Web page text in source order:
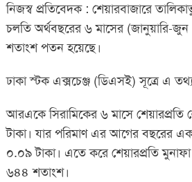
নিজস্ব প্রতিবেদক : শেয়ারবাজারে
চলতি অর্থবছরের ৬ মাসের (জানুয়ারি-
শতাংশ পতন হয়েছে।
ঢাকা স্টক এক্সচেঞ্জ (ডিএসই) সূত্রে এ
আরএকে সিরামিকের ৬ মাসে
টাকা। যার পরিমাণ এর আগের বছরের
০.০৯ টাকা। এতে করে শেয়ারপ্রতি
৬৪৪ শতাংশ।